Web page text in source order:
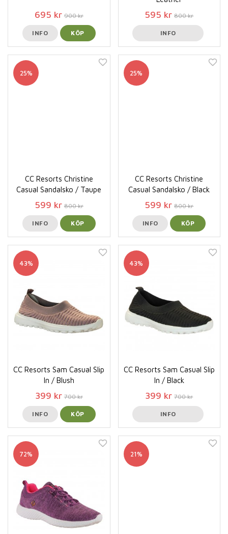
695 kr 900 kr
INFO KÖP
595 kr 800 kr
INFO
25%
CC Resorts Christine
Casual Sandalsko / Taupe
599 kr 800 kr
INFO KÖP
25%
CC Resorts Christine
Casual Sandalsko / Black
599 kr 800 kr
INFO KÖP
43%
CC Resorts Sam Casual Slip
In / Blush
399 kr 700 kr
INFO KÖP
43%
CC Resorts Sam Casual Slip
In / Black
399 kr 700 kr
INFO
72% 21%